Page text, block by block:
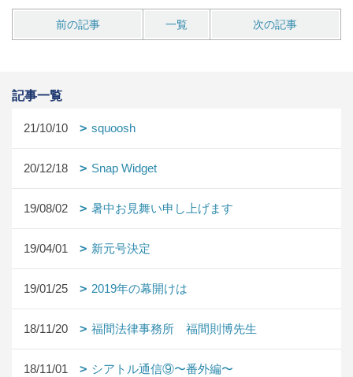
前の記事 一覧 次の記事
記事一覧
21/10/10 squoosh
20/12/18 Snap Widget
19/08/02 暑中お見舞い申し上げます
19/04/01 新元号決定
19/01/25 2019年の幕開けは
18/11/20 福間法律事務所 福間則博先生
18/11/01 シアトル通信⑨〜番外編〜